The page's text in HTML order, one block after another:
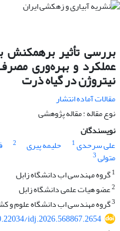
بررسی تأثیر برهمکنش
عملکرد و بهره‌وری
نیتروژن در گیاه ذرت
مقالات آماده انتشار
نوع مقاله : مقاله پژوهشی
نویسندگان
علی سرحدی1 حلیمه پیری 2
متولی3
1گروه مهندسی اب دانشگاه زابل
2عضو هیات علمی دانشگاه زابل
3گروه مهندسی اب دانشگاه علوم و
idj.2026.568867.2654